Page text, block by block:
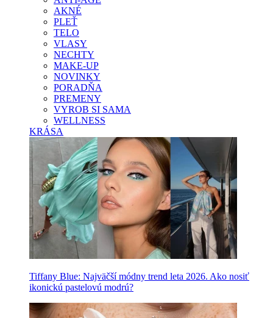
AKNÉ
PLEŤ
TELO
VLASY
NECHTY
MAKE-UP
NOVINKY
PORADŇA
PREMENY
VYROB SI SAMA
WELLNESS
KRÁSA
Tiffany Blue: Najväčší módny trend leta 2026. Ako nosiť
ikonickú pastelovú modrú?